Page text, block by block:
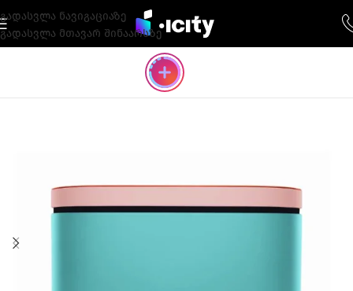
გადასვლა ნავიგაციაზე
გადასვლა მთავარ შინაარსზე